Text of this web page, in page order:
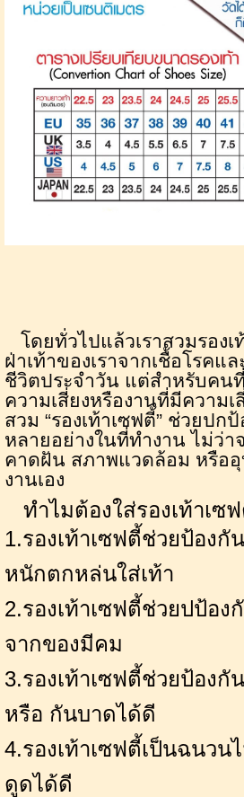
โดยทั่วไปแล้วเราสวมรองเ
ฝ่าเท้าของเราจากเชื้อโรคแ
ชีวิตประจำวัน แต่สำหรับคน
ความเสี่ยงหรืองานที่มีความเ
สวม “รองเท้าเซฟตี้” ช่วยปก
หลายอย่างในที่ทำงาน ไม่ว่า
คาดฝัน สภาพแวดล้อม หรือ
งานเอง
ทำไมต้องใส่รองเท้าเซ
1.รองเท้าเซฟตี้ช่วยป้องกั
หนักตกหล่นใส่เท้า
2.รองเท้าเซฟตี้ช่วยปป้อง
จากของมีคม
3.รองเท้าเซฟตี้ช่วยป้องกั
หรือ กันบาดได้ดี
4.รองเท้าเซฟตี้เป็นฉนว
ดูดได้ดี